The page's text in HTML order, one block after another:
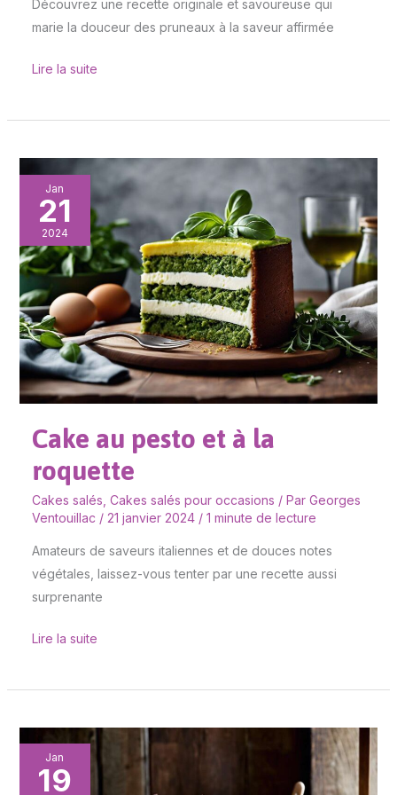
Découvrez une recette originale et savoureuse qui
marie la douceur des pruneaux à la saveur affirmée
Lire la suite
Jan
21
2024
Cake au pesto et à la
roquette
Cakes salés Cakes salés pour occasions / Par Georges
Ventouillac / 21 janvier 2024 / 1 minute de lecture
Amateurs de saveurs italiennes et de douces notes
végétales, laissez-vous tenter par une recette aussi
surprenante
Cake
au
pesto
et
à
la
roquette
Lire la suite
Jan
19
Recette
facile